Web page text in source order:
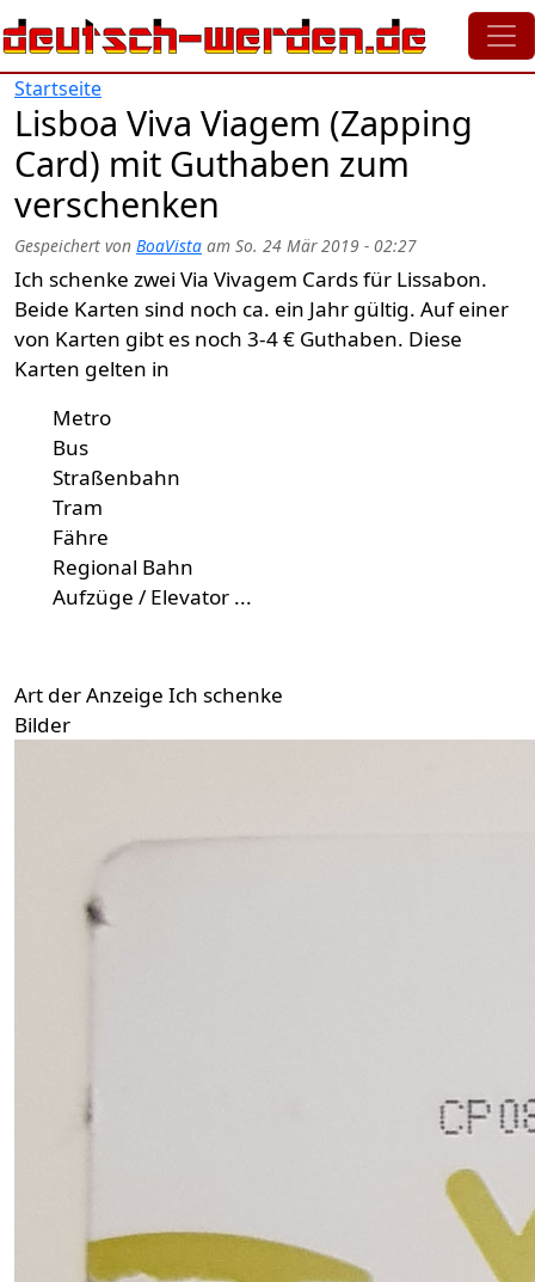
Direkt zum Inhalt
Startseite
Lisboa Viva Viagem (Zapping
Card) mit Guthaben zum
verschenken
Gespeichert von BoaVista am So. 24 Mär 2019 - 02:27
Ich schenke zwei Via Vivagem Cards für Lissabon.
Beide Karten sind noch ca. ein Jahr gültig. Auf einer
von Karten gibt es noch 3-4 € Guthaben. Diese
Karten gelten in
Metro
Bus
Straßenbahn
Tram
Fähre
Regional Bahn
Aufzüge / Elevator ...
Art der Anzeige Ich schenke
Bilder